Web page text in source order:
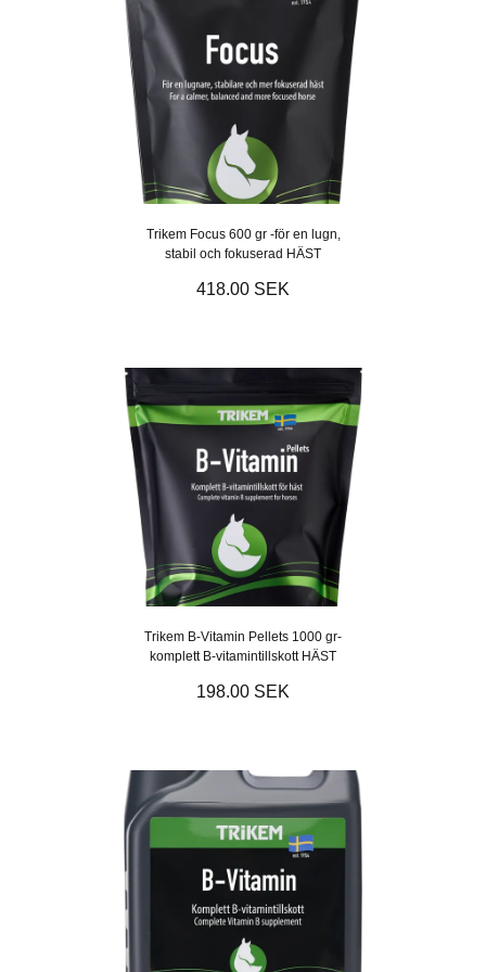
Trikem Focus 600 gr -för en lugn,
stabil och fokuserad HÄST
418.00 SEK
Trikem B-Vitamin Pellets 1000 gr-
komplett B-vitamintillskott HÄST
198.00 SEK